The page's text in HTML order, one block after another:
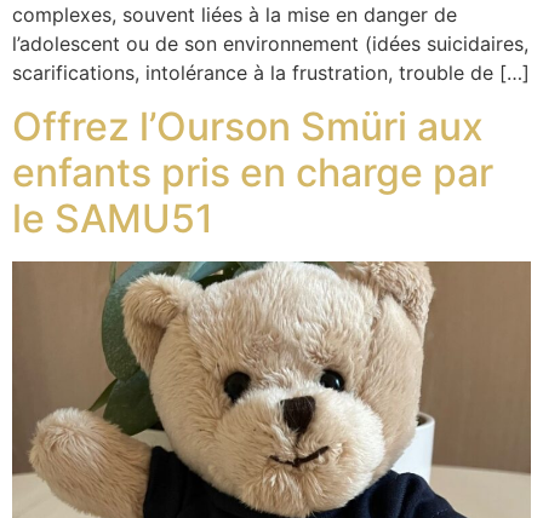
complexes, souvent liées à la mise en danger de
l’adolescent ou de son environnement (idées suicidaires,
scarifications, intolérance à la frustration, trouble de […]
Offrez l’Ourson Smüri aux
enfants pris en charge par
le SAMU51